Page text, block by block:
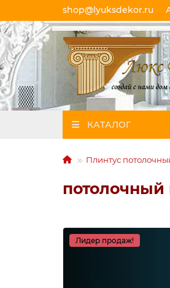
shop@lyuksdekor.ru
КАТАЛОГ
Плинтус
потолочный
Лидер продаж!